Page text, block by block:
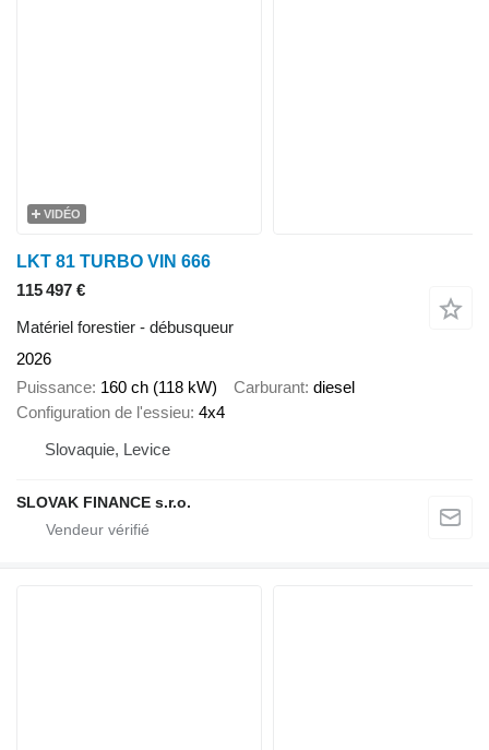
VIDÉO
LKT 81 TURBO VIN 666
115 497 €
Matériel forestier - débusqueur
2026
Puissance 160 ch (118 kW) Carburant diesel
Configuration de l'essieu 4x4
Slovaquie, Levice
SLOVAK FINANCE s.r.o.